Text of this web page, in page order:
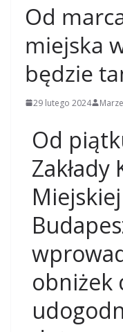
Od
miejska
będzie
29 lutego 2024
Od
obniżek